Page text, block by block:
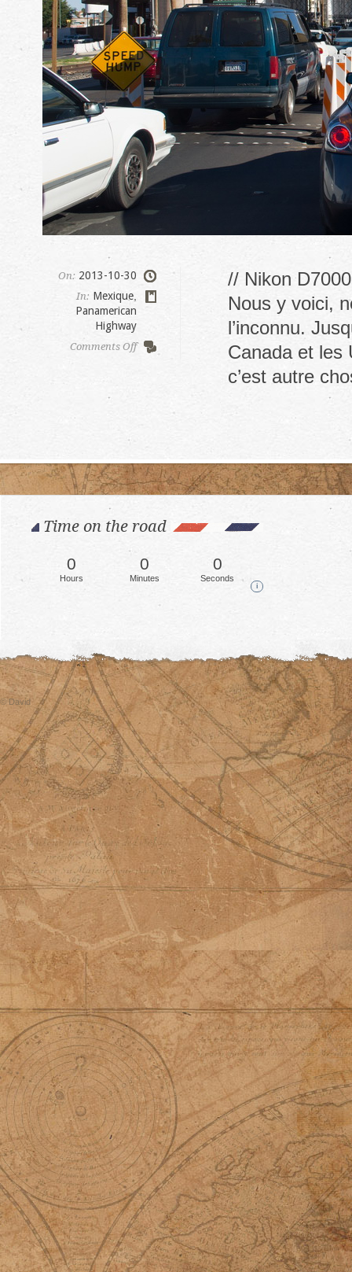
On: 2013-10-30
In: Mexique
Panamerican
Highway
Comments Offon
// Nikon
Nous y voici,
l’inconnu.
Canada et les
c’est autre
Time on the road
0
Hours
0
Minutes
0
Seconds
i
© David